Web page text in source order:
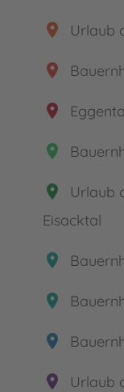
place Urlaub
place
place
place
place
Urlaub
Eisacktal
place
place
place
place Urlaub